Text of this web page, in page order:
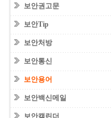
보안권고문
보안Tip
보안처방
보안통신
보안용어
보안백신메일
보안캘린더